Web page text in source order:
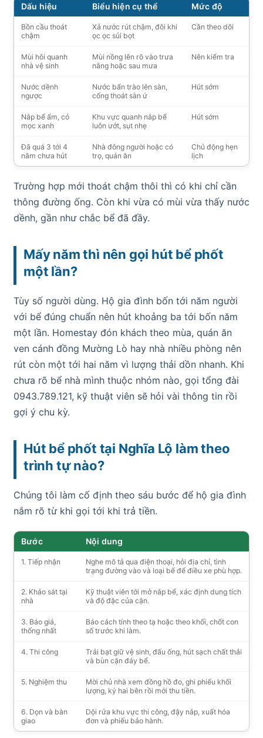
Dấu hiệu Biểu hiện cụ thể Mức độ
Bồn cầu thoát
chậm
Xả nước rút chậm, đôi khi
ọc ọc sủi bọt
Cần theo dõi
Mùi hôi quanh
nhà vệ sinh
Mùi nồng lên rõ vào trưa
nắng hoặc sau mưa
Nên kiểm tra
Nước dềnh
ngược
Nước bẩn trào lên sàn,
cống thoát sàn ứ
Hút sớm
Nắp bể ẩm, cỏ
mọc xanh
Khu vực quanh nắp bể
luôn ướt, sụt nhẹ
Hút sớm
Đã quá 3 tới 4
năm chưa hút
Nhà đông người hoặc có
trọ, quán ăn
Chủ động hẹn
lịch
Trường hợp mới thoát chậm thôi thì có khi chỉ cần
thông đường ống. Còn khi vừa có mùi vừa thấy nước
dềnh, gần như chắc bể đã đầy.
Mấy năm thì nên gọi hút bể phốt
một lần?
Tùy số người dùng. Hộ gia đình bốn tới năm người
với bể đúng chuẩn nên hút khoảng ba tới bốn năm
một lần. Homestay đón khách theo mùa, quán ăn
ven cánh đồng Mường Lò hay nhà nhiều phòng nên
rút còn một tới hai năm vì lượng thải dồn nhanh. Khi
chưa rõ bể nhà mình thuộc nhóm nào, gọi tổng đài
0943.789.121, kỹ thuật viên sẽ hỏi vài thông tin rồi
gợi ý chu kỳ.
Hút bể phốt tại Nghĩa Lộ làm theo
trình tự nào?
Chúng tôi làm cố định theo sáu bước để hộ gia đình
nắm rõ từ khi gọi tới khi trả tiền.
Bước Nội dung
1. Tiếp nhận
Nghe mô tả qua điện thoại, hỏi địa chỉ, tình
trạng đường vào và loại bể để điều xe phù hợp.
2. Khảo sát tại
nhà
Kỹ thuật viên tới mở nắp bể, xác định dung tích
và độ đặc của cặn.
3. Báo giá,
thống nhất
Báo cách tính theo tạ hoặc theo khối, chốt con
số trước khi làm.
4. Thi công
Trải bạt giữ vệ sinh, đấu ống, hút sạch chất thải
và bùn cặn đáy bể.
5. Nghiệm thu
Mời chủ nhà xem đồng hồ đo, ghi phiếu khối
lượng, ký hai bên rồi mới thu tiền.
6. Dọn và bàn
giao
Dội rửa khu vực thi công, đậy nắp, xuất hóa
đơn và phiếu bảo hành.